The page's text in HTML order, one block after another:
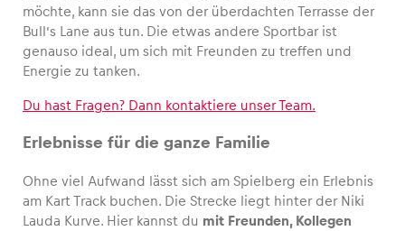
möchte, kann sie das von der überdachten Terrasse der
Bull’s Lane aus tun. Die etwas andere Sportbar ist
genauso ideal, um sich mit Freunden zu treffen und
Energie zu tanken.
Du hast Fragen? Dann kontaktiere unser Team.
Erlebnisse für die ganze Familie
Ohne viel Aufwand lässt sich am Spielberg ein Erlebnis
am Kart Track buchen. Die Strecke liegt hinter der Niki
Lauda Kurve. Hier kannst du mit Freunden, Kollegen